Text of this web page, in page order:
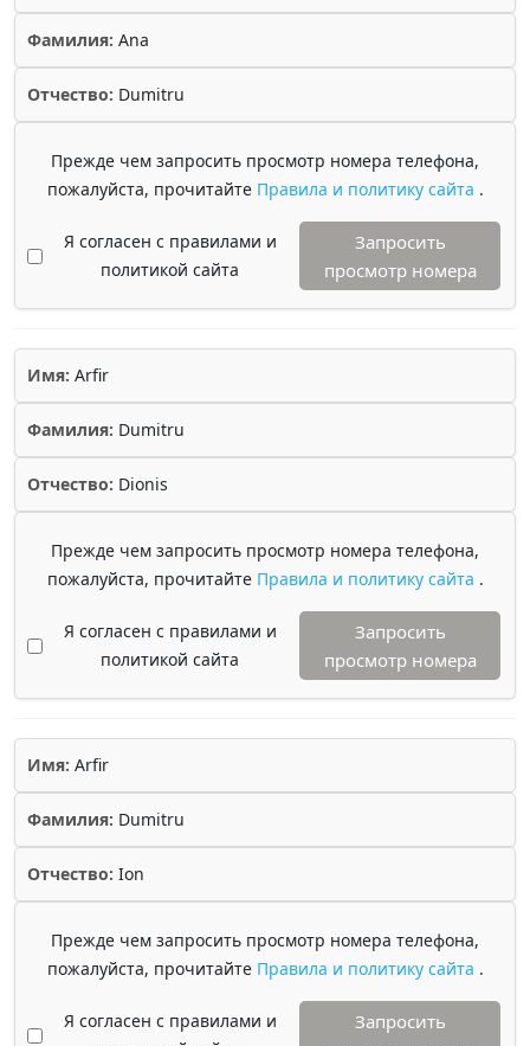
Фамилия: Ana
Отчество: Dumitru
Прежде чем запросить просмотр номера телефона,
пожалуйста, прочитайте Правила и политику сайта .
Я согласен с правилами и
политикой сайта
Запросить
просмотр номера
Имя: Arfir
Фамилия: Dumitru
Отчество: Dionis
Прежде чем запросить просмотр номера телефона,
пожалуйста, прочитайте Правила и политику сайта .
Я согласен с правилами и
политикой сайта
Запросить
просмотр номера
Имя: Arfir
Фамилия: Dumitru
Отчество: Ion
Прежде чем запросить просмотр номера телефона,
пожалуйста, прочитайте Правила и политику сайта .
Я согласен с правилами и
Запросить